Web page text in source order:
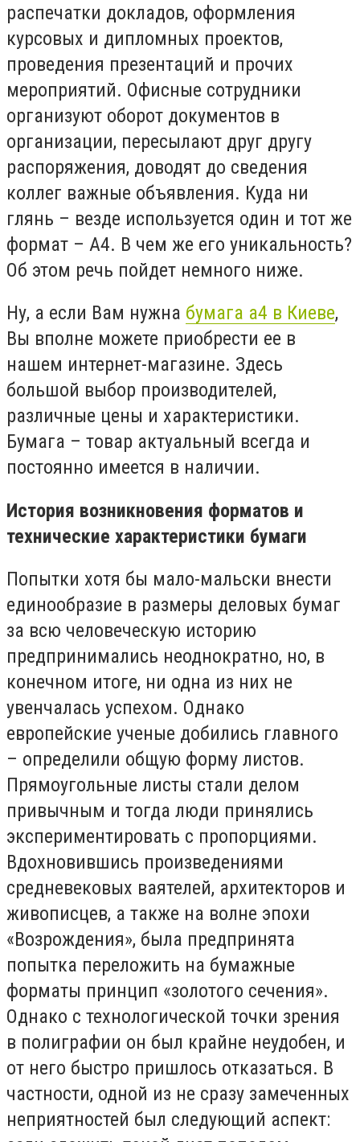
распечатки докладов, оформления
курсовых и дипломных проектов,
проведения презентаций и прочих
мероприятий. Офисные сотрудники
организуют оборот документов в
организации, пересылают друг другу
распоряжения, доводят до сведения
коллег важные объявления. Куда ни
глянь – везде используется один и тот же
формат – А4. В чем же его уникальность?
Об этом речь пойдет немного ниже.
Ну, а если Вам нужна бумага а4 в Киеве,
Вы вполне можете приобрести ее в
нашем интернет-магазине. Здесь
большой выбор производителей,
различные цены и характеристики.
Бумага – товар актуальный всегда и
постоянно имеется в наличии.
История возникновения форматов и
технические характеристики бумаги
Попытки хотя бы мало-мальски внести
единообразие в размеры деловых бумаг
за всю человеческую историю
предпринимались неоднократно, но, в
конечном итоге, ни одна из них не
увенчалась успехом. Однако
европейские ученые добились главного
– определили общую форму листов.
Прямоугольные листы стали делом
привычным и тогда люди принялись
экспериментировать с пропорциями.
Вдохновившись произведениями
средневековых ваятелей, архитекторов и
живописцев, а также на волне эпохи
«Возрождения», была предпринята
попытка переложить на бумажные
форматы принцип «золотого сечения».
Однако с технологической точки зрения
в полиграфии он был крайне неудобен, и
от него быстро пришлось отказаться. В
частности, одной из не сразу замеченных
неприятностей был следующий аспект: